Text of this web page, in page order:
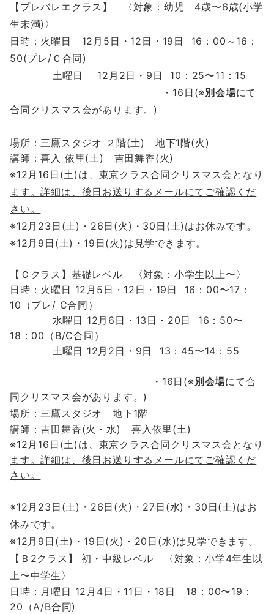
【プレバレエクラス】 〈対象：幼児 4歳〜6歳(小学
生未満)〉
日時：火曜日 12月5日・12日・19日 16：00～16：
50(プレ/Ｃ合同)
土曜日 12月2日・9日 10：25〜11：15
・16日(※別会場にて
合同クリスマス会があります。)
場所：三鷹スタジオ ２階(土) 地下1階(火)
講師：喜入 依里(土) 吉田舞香(火)
※12月16 日(土)は、東京クラス合同クリスマス会となり
ます。詳細は、後日お送りするメールにてご確認くだ
さい。
※12月23日(土)・26日(火)・30日(土)はお休みです。
※12月9日(土)・19日(火)は見学できます。
【Ｃクラス】 基礎レベル 〈対象：小学生以上〜〉
日時： 火曜日 12月5日・12 日・19日 16：00〜17：
10（プレ/ C合同）
水曜 日 12月6 日・13日・20日 16：50〜
18：00 （B/C合同）
土曜日 12月2 日・9日 13：45〜14：55
・16日(※別会場にて合
同クリスマス会があります。)
場所：三鷹スタジオ 地下1階
講師：吉田舞香(火・水) 喜入依里(土)
※12月16 日(土)は、東京クラス合同クリスマス会となり
ます。詳細は、後日お送りするメールにてご確認くだ
さい。
※12月23日(土)・26日(火)・27日(水)・30日(土)はお
休みです。
※12月9日(土)・19日(火)・20日(水)は見学できます。
【Ｂ2クラス】
初・中級レベル 〈対象：小学4年生以
上〜中学生〉
日時：月曜日 12 月4日 ・11 日・18日 18：00〜19：
20（A/B合同)